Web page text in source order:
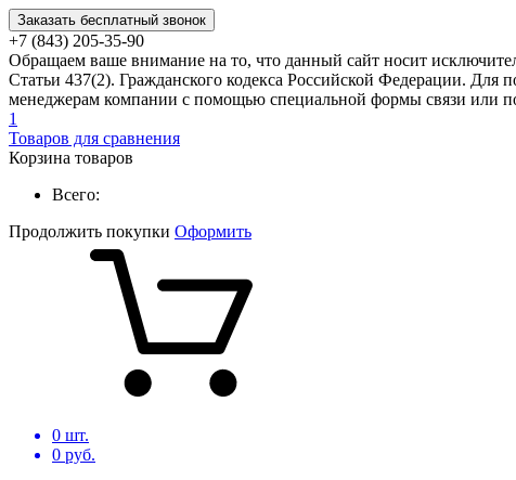
Заказать бесплатный звонок
+7 (843) 205-35-90
Обращаем ваше внимание на то, что данный сайт носит
Статьи 437(2). Гражданского кодекса Российской Федерации.
менеджерам компании с помощью специальной формы связи или
1
Товаров для сравнения
Корзина товаров
Всего:
Продолжить покупки Оформить
0 шт.
0 руб.